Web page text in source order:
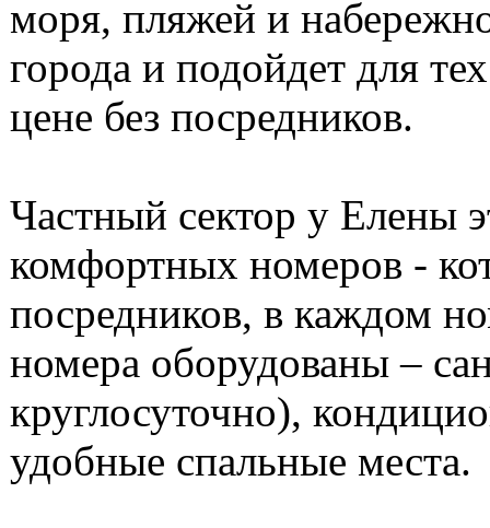
моря, пляжей и
города и подойдет для
цене без посредников.
Частный сектор у Елены
комфортных номеров -
посредников, в каждом
номера оборудованы –
круглосуточно),
удобные спальные места.